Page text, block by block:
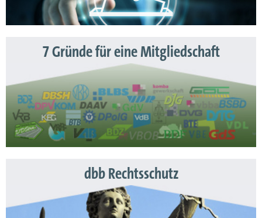
7 Gründe für eine Mitgliedschaft
dbb Rechtsschutz